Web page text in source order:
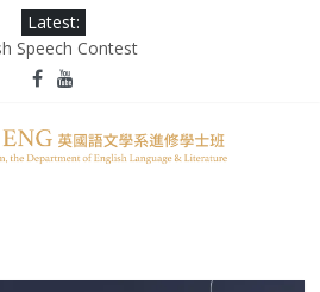
Latest:
Speech Contest
系系友回娘家暨陳麗秀老師退休茶會
復
)